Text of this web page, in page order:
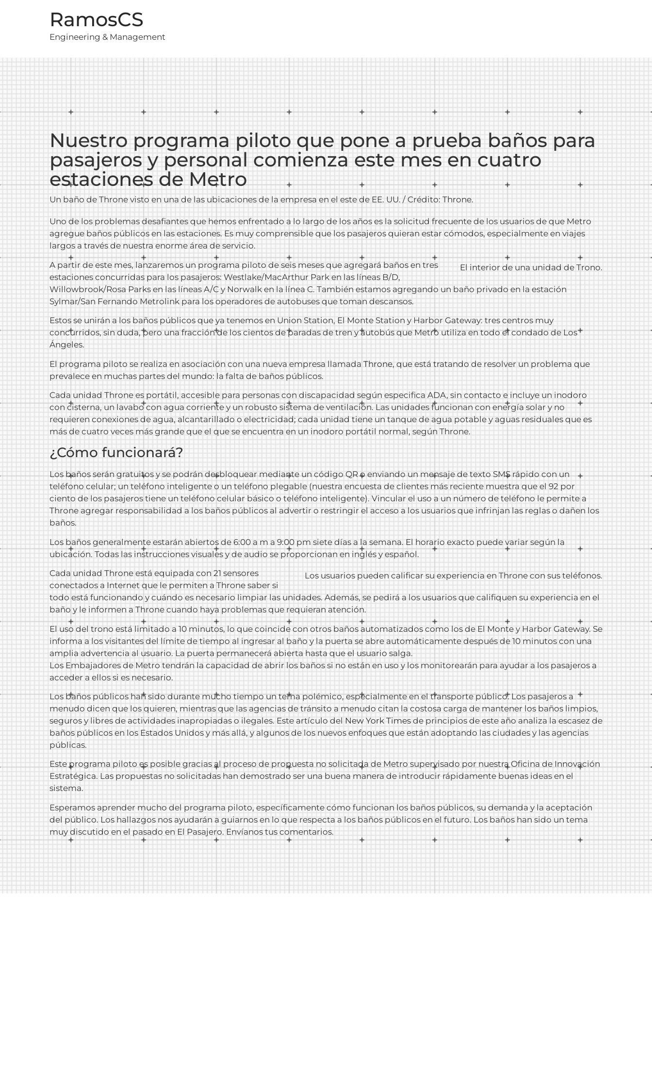
RamosCS
Engineering & Management
Nuestro programa piloto que pone a prueba baños para
pasajeros y personal comienza este mes en cuatro
estaciones de Metro
Un baño de Throne visto en una de las ubicaciones de la empresa en el este de EE. UU. / Crédito: Throne.
Uno de los problemas desafiantes que hemos enfrentado a lo largo de los años es la solicitud frecuente de los usuarios de que Metro
agregue baños públicos en las estaciones. Es muy comprensible que los pasajeros quieran estar cómodos, especialmente en viajes
largos a través de nuestra enorme área de servicio.
El interior de una unidad de Trono.
A partir de este mes, lanzaremos un programa piloto de seis meses que agregará baños en tres
estaciones concurridas para los pasajeros: Westlake/MacArthur Park en las líneas B/D,
Willowbrook/Rosa Parks en las líneas A/C y Norwalk en la línea C. También estamos agregando un baño privado en la estación
Sylmar/San Fernando Metrolink para los operadores de autobuses que toman descansos.
Estos se unirán a los baños públicos que ya tenemos en Union Station, El Monte Station y Harbor Gateway: tres centros muy
concurridos, sin duda, pero una fracción de los cientos de paradas de tren y autobús que Metro utiliza en todo el condado de Los
Ángeles.
El programa piloto se realiza en asociación con una nueva empresa llamada Throne, que está tratando de resolver un problema que
prevalece en muchas partes del mundo: la falta de baños públicos.
Cada unidad Throne es portátil, accesible para personas con discapacidad según especifica ADA, sin contacto e incluye un inodoro
con cisterna, un lavabo con agua corriente y un robusto sistema de ventilación. Las unidades funcionan con energía solar y no
requieren conexiones de agua, alcantarillado o electricidad; cada unidad tiene un tanque de agua potable y aguas residuales que es
más de cuatro veces más grande que el que se encuentra en un inodoro portátil normal, según Throne.
¿Cómo funcionará?
Los baños serán gratuitos y se podrán desbloquear mediante un código QR o enviando un mensaje de texto SMS rápido con un
teléfono celular; un teléfono inteligente o un teléfono plegable (nuestra encuesta de clientes más reciente muestra que el 92 por
ciento de los pasajeros tiene un teléfono celular básico o teléfono inteligente). Vincular el uso a un número de teléfono le permite a
Throne agregar responsabilidad a los baños públicos al advertir o restringir el acceso a los usuarios que infrinjan las reglas o dañen los
baños.
Los baños generalmente estarán abiertos de 6:00 a m a 9:00 pm siete días a la semana. El horario exacto puede variar según la
ubicación. Todas las instrucciones visuales y de audio se proporcionan en inglés y español.
Los usuarios pueden calificar su experiencia en Throne con sus teléfonos.
Cada unidad Throne está equipada con 21 sensores
conectados a Internet que le permiten a Throne saber si
todo está funcionando y cuándo es necesario limpiar las unidades. Además, se pedirá a los usuarios que califiquen su experiencia en el
baño y le informen a Throne cuando haya problemas que requieran atención.
El uso del trono está limitado a 10 minutos, lo que coincide con otros baños automatizados como los de El Monte y Harbor Gateway. Se
informa a los visitantes del límite de tiempo al ingresar al baño y la puerta se abre automáticamente después de 10 minutos con una
amplia advertencia al usuario. La puerta permanecerá abierta hasta que el usuario salga.
Los Embajadores de Metro tendrán la capacidad de abrir los baños si no están en uso y los monitorearán para ayudar a los pasajeros a
acceder a ellos si es necesario.
Los baños públicos han sido durante mucho tiempo un tema polémico, especialmente en el transporte público. Los pasajeros a
menudo dicen que los quieren, mientras que las agencias de tránsito a menudo citan la costosa carga de mantener los baños limpios,
seguros y libres de actividades inapropiadas o ilegales. Este artículo del New York Times de principios de este año analiza la escasez de
baños públicos en los Estados Unidos y más allá, y algunos de los nuevos enfoques que están adoptando las ciudades y las agencias
públicas.
Este programa piloto es posible gracias al proceso de propuesta no solicitada de Metro supervisado por nuestra Oficina de Innovación
Estratégica. Las propuestas no solicitadas han demostrado ser una buena manera de introducir rápidamente buenas ideas en el
sistema.
Esperamos aprender mucho del programa piloto, específicamente cómo funcionan los baños públicos, su demanda y la aceptación
del público. Los hallazgos nos ayudarán a guiarnos en lo que respecta a los baños públicos en el futuro. Los baños han sido un tema
muy discutido en el pasado en El Pasajero. Envíanos tus comentarios.